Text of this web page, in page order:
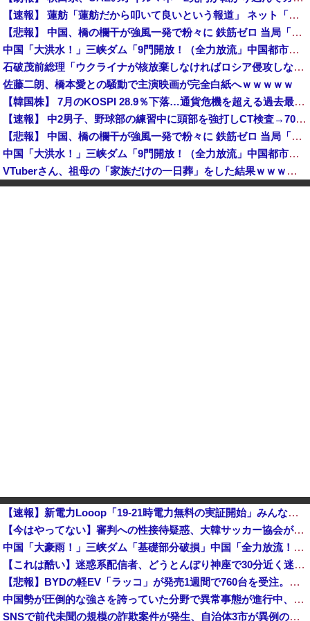
【速報】 蓮舫「蓮舫だから叩いて良いという報道」 ネット「高市だから叩いて良いをやってるのがお前だろ」
【悲報】 中国、橋の欄干が強風一発で粉々に 鉄筋ゼロ 当局「接着剤でくっつけただけ」「正常で、品質問題はない」
中国「大洪水！」三峡ダム「9門開放！（全力放流」中国都市「三峡沿線の道路水没」中国政府「高速道路封鎖！」中国ダム「緊急放流に合わせて開門（土砂崩れ発生」→
石破茂前総理「ウクライナが核放棄しなければロシア侵攻しなかった」！
佐藤二朗、橋本愛との騒動で主演映画が完全白紙へｗｗｗｗｗ
【韓国株】 7月のKOSPI 28.9％下落…通貨危機を超える過去最大の下げ幅
【速報】 中2男子、野球部の練習中に頭部を強打しCT検査→70代医師「問題ないです」→中学生死亡「他人のCT画像みてました」
【悲報】 中国、橋の欄干が強風一発で粉々に 鉄筋ゼロ 当局「接着剤でくっつけただけ」「正常で、品質問題はない」
中国「大洪水！」三峡ダム「9門開放！（全力放流」中国都市「三峡沿線の道路水没」中国政府「高速道路封鎖！」中国ダム「緊急放流に合わせて開門（土砂崩れ発生」→
VTuberさん、祖母の「家族だけの一日葬」をした結果ｗｗｗｗｗｗｗ
【画像】 セブンイレブン、ついに神商品を販売
【速報】新電力Looop「19-21時電力無料の実証開始」みんなこれにするじゃん、電力会社の勢力図が変わるか
【今はやってない】審判への性接待疑惑、大韓サッカー協会が声明「現在は一切発生していない」「世界中のサッカー界関係者の皆さんにお詫び」
中国「大豪雨！」三峡ダム「基礎部分破損」中国「全力放流！」台風13号「中国上陸予測」台風15号「中国接近（画像」中国「台風同時上陸！（穀物生産が...
【これは酷い】迷惑系配信者、どうとんぼり神座で30分近く迷惑行為 店長が怯える事態に
【悲報】BYDの軽EV「ラッコ」が発売1週間で760台を受注。ヒョンデは1年間かけて1328台他
中国勢が圧倒的な強さを誇っていた分野で異常事態が進行中、日本勢が3人も準決勝に進む一方で中国勢が……
SNSで前代未聞の規模の詐欺案件が発生、自治体3市が異例の声明を発表して事実関係を全否定